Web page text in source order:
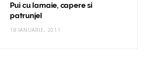
Pui cu lamaie, capere si
patrunjel
18 IANUARIE, 2011